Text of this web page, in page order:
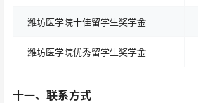
潍坊医学院十佳留学生奖学金
潍坊医学院优秀留学生奖学金
十一、联系方式